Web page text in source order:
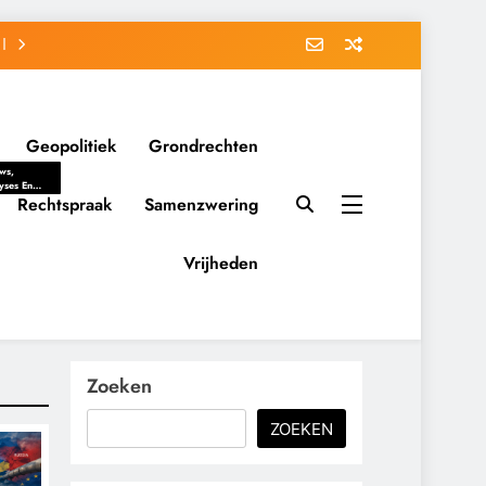
Geopolitiek Grondrechten
En
Politieke
Belangen
Rechtspraak Samenzwering
Vrijheden
Zoeken
ZOEKEN